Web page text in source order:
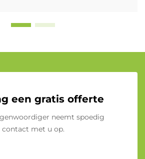
een gratis offerte
neemt spoedig
contact met u op.